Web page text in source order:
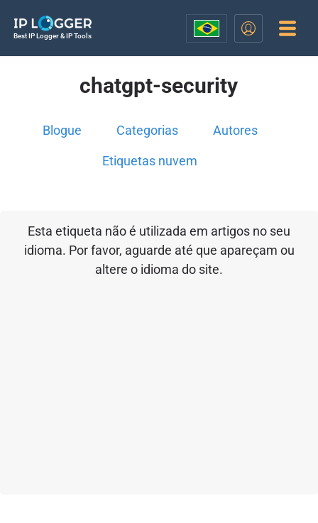
Best IP Logger & IP Tools
chatgpt-security
Blogue Categorias Autores
Etiquetas nuvem